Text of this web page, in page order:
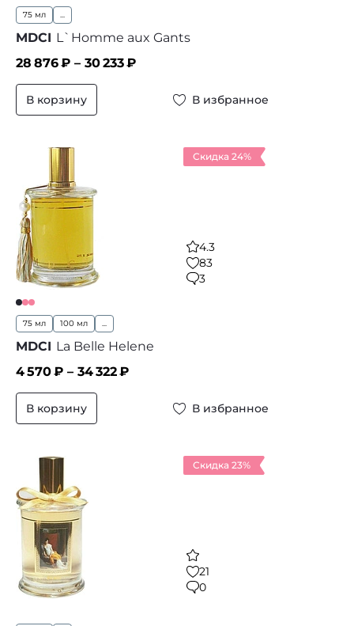
75 мл ...
MDCI L`Homme aux Gants
28 876₽ – 30 233₽
В корзину В избранное
Скидка 24%
4.3
83
3
75 мл 100 мл ...
MDCI La Belle Helene
4 570₽ – 34 322₽
В корзину В избранное
Скидка 23%
21
0